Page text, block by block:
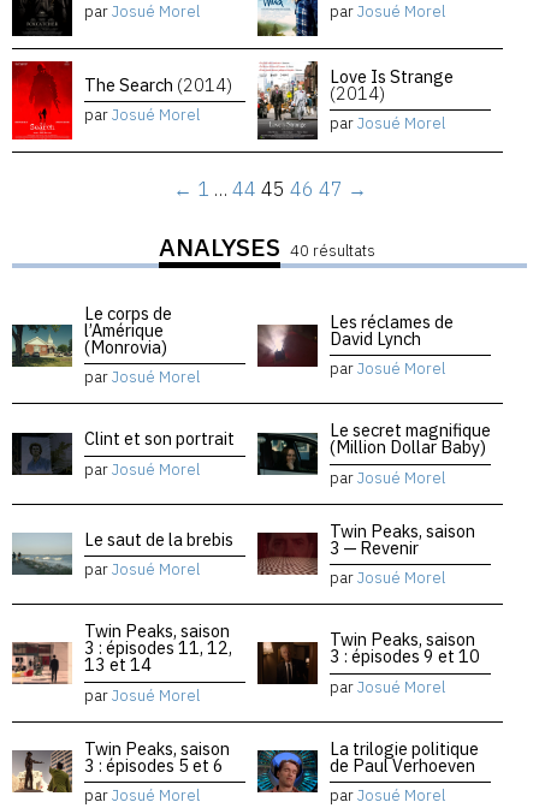
parJosué Morel parJosué Morel
The Search (2014)
parJosué Morel
Love Is Strange
(2014)
parJosué Morel
← 1 … 44 45 46 47 →
ANALYSES 40 résultats
Le corps de
l’Amérique
(Monrovia)
parJosué Morel
Les réclames de
David Lynch
parJosué Morel
Clint et son portrait
parJosué Morel
Le secret magnifique
(Million Dollar Baby)
parJosué Morel
Le saut de la brebis
parJosué Morel
Twin Peaks, saison
3 — Revenir
parJosué Morel
Twin Peaks, saison
3 : épisodes 11, 12,
13 et 14
parJosué Morel
Twin Peaks, saison
3 : épisodes 9 et 10
parJosué Morel
Twin Peaks, saison
3 : épisodes 5 et 6
parJosué Morel
La trilogie politique
de Paul Verhoeven
parJosué Morel